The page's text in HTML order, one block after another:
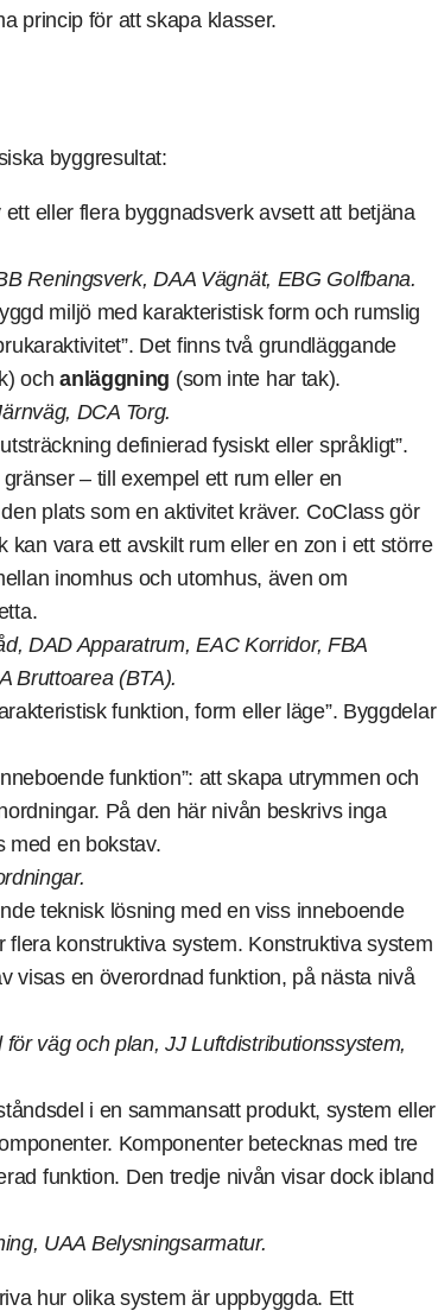
princip för att skapa klasser.
byggresultat:
ett eller flera byggnadsverk avsett att betjäna
Reningsverk, DAA Vägnät, EBG Golfbana.
miljö med karakteristisk form och rumslig
Det finns två grundläggande
ochanläggning (som inte har tak).
DCA Torg.
definierad fysiskt eller språkligt”.
– till exempel ett rum eller en
plats som en aktivitet kräver. CoClass gör
kan vara ett avskilt rum eller en zon i ett större
inomhus och utomhus, även om
DAD Apparatrum, EAC Korridor, FBA
Bruttoarea (BTA).
funktion, form eller läge”. Byggdelar
funktion”: att skapa utrymmen och
På den här nivån beskrivs inga
med en bokstav.
teknisk lösning med en viss inneboende
konstruktiva system. Konstruktiva system
visas en överordnad funktion, på nästa nivå
väg och plan, JJ Luftdistributionssystem,
i en sammansatt produkt, system eller
Komponenter betecknas med tre
funktion. Den tredje nivån visar dock ibland
UAA Belysningsarmatur.
hur olika system är uppbyggda. Ett